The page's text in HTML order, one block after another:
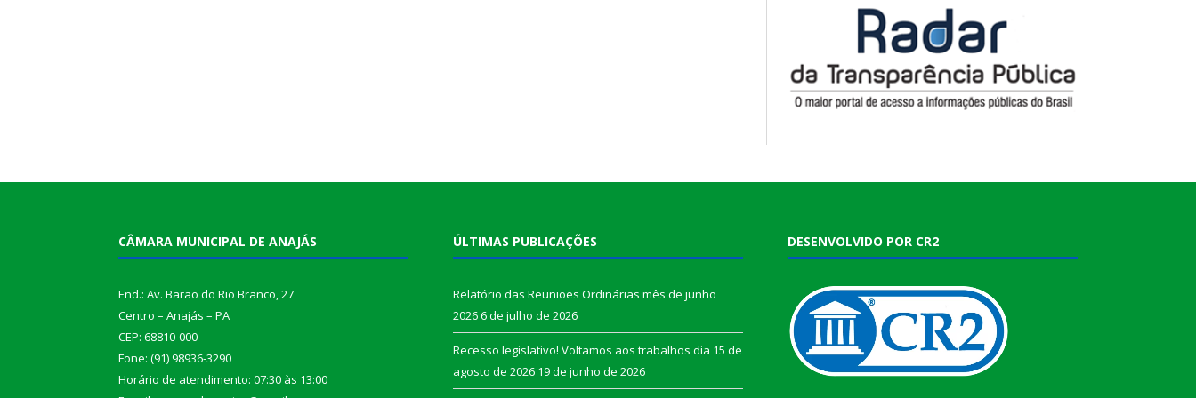
CÂMARA MUNICIPAL DE ANAJÁS
End.: Av. Barão do Rio Branco, 27
Centro – Anajás – PA
CEP: 68810-000
Fone: (91) 98936-3290
Horário de atendimento: 07:30 às 13:00
ÚLTIMAS PUBLICAÇÕES
Relatório das Reuniões Ordinárias mês de junho
20266 de julho de 2026
Recesso legislativo! Voltamos aos trabalhos dia 15 de
agosto de 2026 19 de junho de 2026
DESENVOLVIDO POR CR2